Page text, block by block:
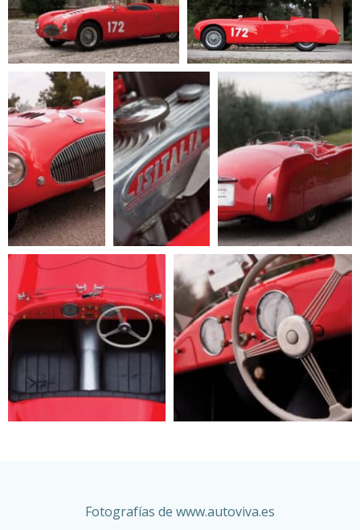
Fotografías de www.autoviva.es